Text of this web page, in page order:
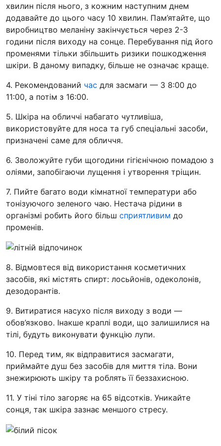
хвилин після нього, з кожним наступним днем
додавайте до цього часу 10 хвилин. Пам’ятайте, що
виробництво меланіну закінчується через 2-3
години після виходу на сонце. Перебування під його
променями тільки збільшить ризики пошкодження
шкіри. В даному випадку, більше не означає краще.
4. Рекомендований час для засмаги — 3 8:00 до
11:00, а потім з 16:00.
5. Шкіра на обличчі набагато чутливіша,
використовуйте для носа та губ спеціальні засоби,
призначені саме для обличчя.
6. Зволожуйте губи щогодини гігієнічною помадою з
оліями, запобігаючи лущення і утворення тріщин.
7. Пийте багато води кімнатної температури або
тонізуючого зеленого чаю. Нестача рідини в
організмі робить його більш сприятливим до
променів.
8. Відмовтеся від використання косметичних
засобів, які містять спирт: лосьйонів, одеколонів,
дезодорантів.
9. Витиратися насухо після виходу з води —
обов’язково. Інакше краплі води, що залишилися на
тілі, будуть виконувати функцію лупи.
10. Перед тим, як відправитися засмагати,
приймайте душ без засобів для миття тіла. Вони
знежирюють шкіру та роблять її беззахисною.
11. У тіні тіло загоряє на 65 відсотків. Уникайте
сонця, так шкіра зазнає меншого стресу.